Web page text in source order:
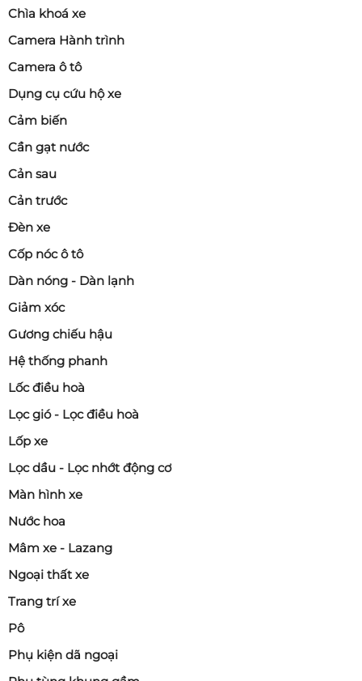
Chìa khoá xe
Camera Hành trình
Camera ô tô
Dụng cụ cứu hộ xe
Cảm biến
Cần gạt nước
Cản sau
Cản trước
Đèn xe
Cốp nóc ô tô
Dàn nóng - Dàn lạnh
Giảm xóc
Gương chiếu hậu
Hệ thống phanh
Lốc điều hoà
Lọc gió - Lọc điều hoà
Lốp xe
Lọc dầu - Lọc nhớt động cơ
Màn hình xe
Nước hoa
Mâm xe - Lazang
Ngoại thất xe
Trang trí xe
Pô
Phụ kiện dã ngoại